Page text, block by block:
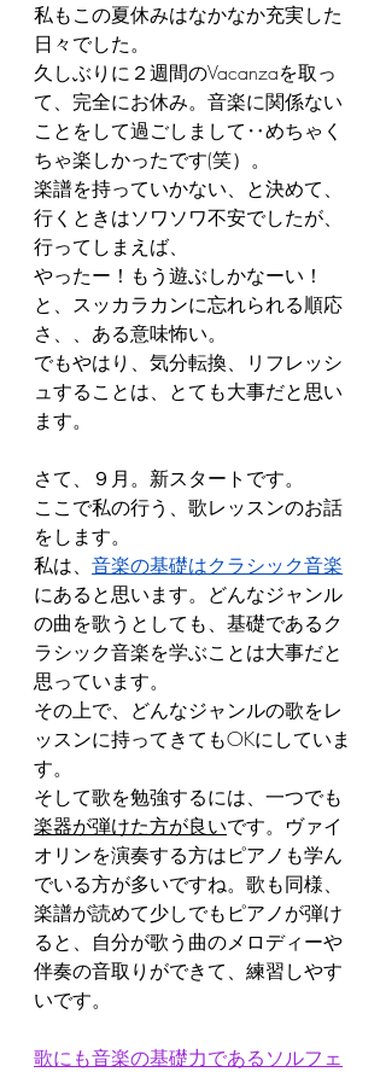
私もこの夏休みはなかなか充実した
日々でした。
久しぶりに２週間のVacanzaを取っ
て、完全にお休み。音楽に関係ない
ことをして過ごしまして‥めちゃく
ちゃ楽しかったです(笑）。
楽譜を持っていかない、と決めて、
行くときはソワソワ不安でしたが、
行ってしまえば、
やったー！もう遊ぶしかなーい！
と、スッカラカンに忘れられる順応
さ、、ある意味怖い。
でもやはり、気分転換、リフレッシ
ュすることは、とても大事だと思い
ます。
さて、９月。新スタートです。
ここで私の行う、歌レッスンのお話
をします。
私は、 音楽の基礎はクラシック音楽
にあると思います。どんなジャンル
の曲を歌うとしても、基礎であるク
ラシック音楽を学ぶことは大事だと
思っています。
その上で、どんなジャンルの歌をレ
ッスンに持ってきてもOKにしていま
す。
そして歌を勉強するには、一つでも
楽器が弾けた方が良いです。ヴァイ
オリンを演奏する方はピアノも学ん
でいる方が多いですね。歌も同様、
楽譜が読めて少しでもピアノが弾け
ると、自分が歌う曲のメロディーや
伴奏の音取りができて、練習しやす
いです。
歌にも音楽の基礎力であるソルフェ